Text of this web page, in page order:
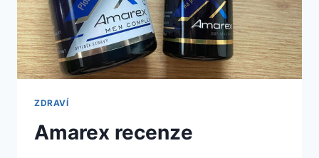
ZDRAVÍ
Amarex recenze